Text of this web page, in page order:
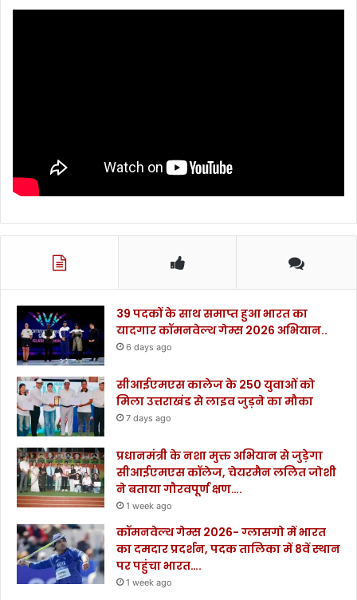
39 पदकों के साथ समाप्त हुआ भारत का
यादगार कॉमनवेल्थ गेम्स 2026 अभियान..
6 days ago
सीआईएमएस कालेज के 250 युवाओं को
मिला उत्तराखंड से लाइव जुड़ने का मौका
7 days ago
प्रधानमंत्री के नशा मुक्त अभियान से जुड़ेगा
सीआईएमएस कॉलेज, चेयरमैन ललित जोशी
ने बताया गौरवपूर्ण क्षण….
1 week ago
कॉमनवेल्थ गेम्स 2026- ग्लासगो में भारत
का दमदार प्रदर्शन, पदक तालिका में 8वें स्थान
पर पहुंचा भारत….
1 week ago